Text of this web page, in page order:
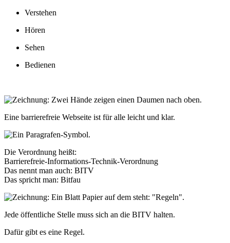
Verstehen
Hören
Sehen
Bedienen
Eine barrierefreie Webseite ist für alle leicht und klar.
Die Verordnung heißt:
Barrierefreie-Informations-Technik-Verordnung
Das nennt man auch: BITV
Das spricht man: Bitfau
Jede öffentliche Stelle muss sich an die BITV halten.
Dafür gibt es eine Regel.